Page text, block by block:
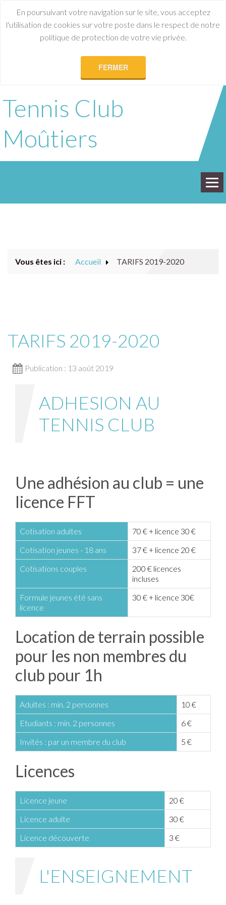
En poursuivant votre navigation sur le site, vous acceptez
l'utilisation de cookies sur votre poste dans le respect de notre
politique de protection de votre vie privée.
FERMER
Tennis Club
Moûtiers
NOTRE CLUB
ARCHIVES
Vous êtes ici : Accueil TARIFS 2019-2020
TARIFS 2019-2020
Publication : 13 août 2019
ADHESION AU
TENNIS CLUB
Une adhésion au club = une
licence FFT
Cotisation adultes
70 € + licence 30 €
Cotisation jeunes - 18 ans
37 € + licence 20 €
Cotisations couples
200 € licences
incluses
Formule jeunes été sans
licence
30 € + licence 30€
Location de terrain possible
pour les non membres du
club pour 1h
Adultes : min. 2 personnes
10 €
Etudiants : min. 2 personnes
6 €
Invités : par un membre du club
5 €
Licences
Licence jeune
20 €
Licence adulte
30 €
Licence découverte
3 €
L'ENSEIGNEMENT